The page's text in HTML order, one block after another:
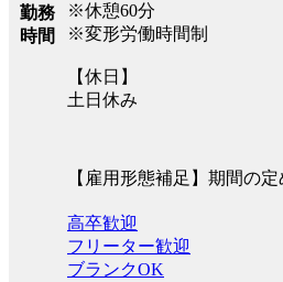
勤務
時間
※休憩60分
※変形労働時間制
【休日】
土日休み
【雇用形態補足】期間の
高卒歓迎
フリーター歓迎
ブランクOK